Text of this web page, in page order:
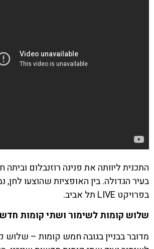
התכנית ליוותה את פנינה רוזנבלום
בעיר הגדולה. בין האופציות שהוצעו לחן,
בפרויקט LIVE תל אביב.
שלוש קומות לשימור ושתי קומות
מדובר בבניין בגובה חמש קומות – שלוש